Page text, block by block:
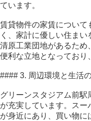
ています。
賃貸物件の家賃について
く、家計に優しい住ま
清原工業団地があるため
便利な立地となっており
#### 3. 周辺環境と生活
グリーンスタジアム前駅
が充実しています。ス
が身近にあり、買い物に